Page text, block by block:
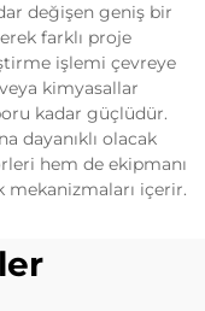
değişen geniş bir
farklı proje
işlemi çevreye
kimyasallar
kadar güçlüdür.
dayanıklı olacak
hem de ekipmanı
mekanizmaları içerir.